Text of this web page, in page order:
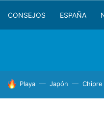
CONSEJOS ESPAÑA
HOY SE HABLA DE
Playa Japón Chipre